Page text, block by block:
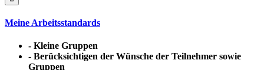
Meine Arbeitsstandards
- Kleine Gruppen
- Berücksichtigen der Wünsche der Teilnehmer sowie
Gruppen